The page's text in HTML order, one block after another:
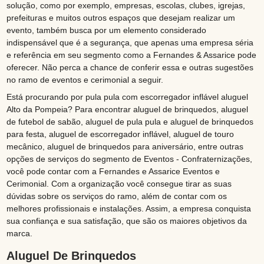
solução, como por exemplo, empresas, escolas, clubes, igrejas,
prefeituras e muitos outros espaços que desejam realizar um
evento, também busca por um elemento considerado
indispensável que é a segurança, que apenas uma empresa séria
e referência em seu segmento como a Fernandes & Assarice pode
oferecer. Não perca a chance de conferir essa e outras sugestões
no ramo de eventos e cerimonial a seguir.
Está procurando por pula pula com escorregador inflável aluguel
Alto da Pompeia? Para encontrar aluguel de brinquedos, aluguel
de futebol de sabão, aluguel de pula pula e aluguel de brinquedos
para festa, aluguel de escorregador inflável, aluguel de touro
mecânico, aluguel de brinquedos para aniversário, entre outras
opções de serviços do segmento de Eventos - Confraternizações,
você pode contar com a Fernandes e Assarice Eventos e
Cerimonial. Com a organização você consegue tirar as suas
dúvidas sobre os serviços do ramo, além de contar com os
melhores profissionais e instalações. Assim, a empresa conquista
sua confiança e sua satisfação, que são os maiores objetivos da
marca.
Aluguel De Brinquedos